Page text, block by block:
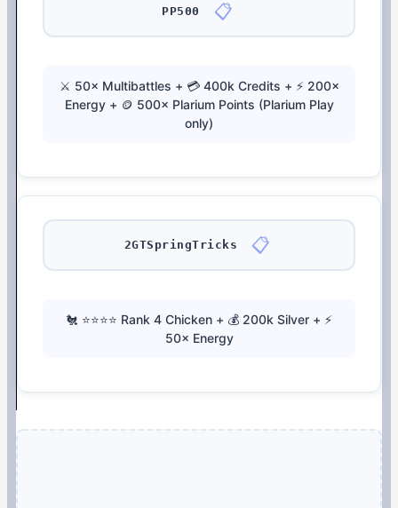
PP500 📋
⚔️ 50× Multibattles + 💳 400k Credits + ⚡ 200×
Energy + 🪙 500× Plarium Points (Plarium Play
only)
2GTSpringTricks 📋
🐔 ⭐⭐⭐⭐ Rank 4 Chicken + 💰 200k Silver + ⚡
50× Energy